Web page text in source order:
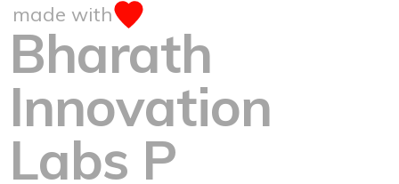
made with
Bharath
Innovation
Labs P